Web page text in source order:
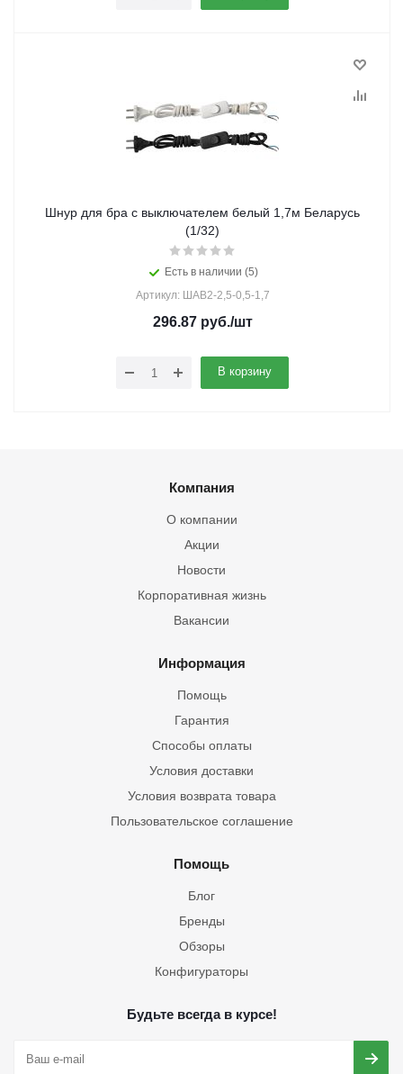
Шнур для бра с выключателем белый 1,7м Беларусь
(1/32)
Есть в наличии (5)
Артикул: ШАВ2-2,5-0,5-1,7
296.87руб./шт
В корзину
Компания
О компании
Акции
Новости
Корпоративная жизнь
Вакансии
Информация
Помощь
Гарантия
Способы оплаты
Условия доставки
Условия возврата товара
Пользовательское соглашение
Помощь
Блог
Бренды
Обзоры
Конфигураторы
Будьте всегда в курсе!